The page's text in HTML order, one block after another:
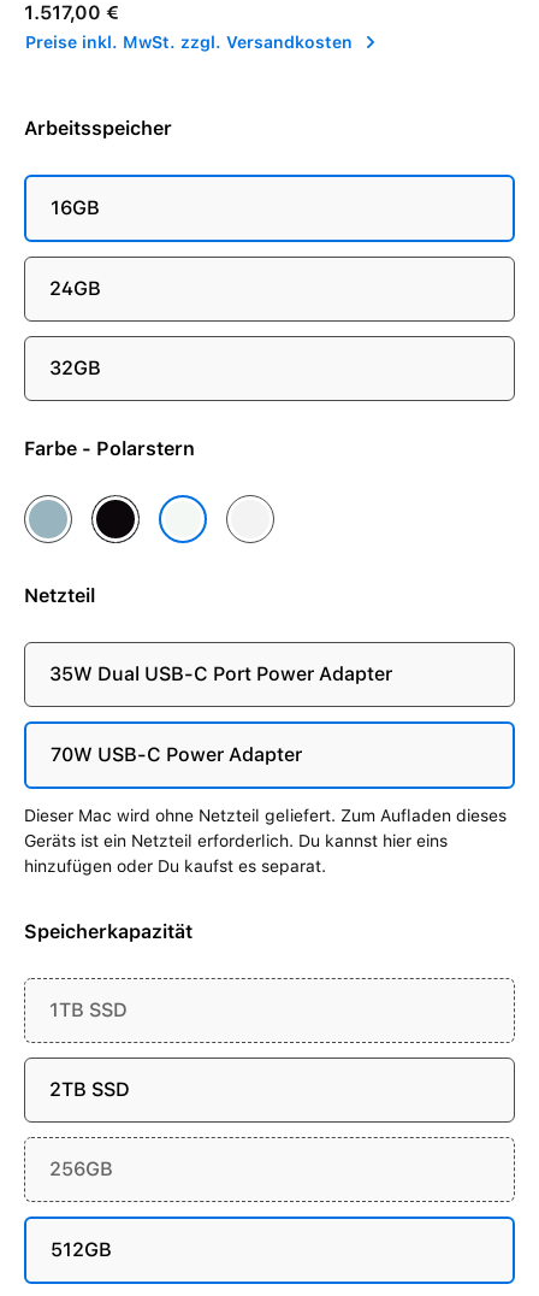
1.517,00 €
Preise inkl. MwSt. zzgl. Versandkosten
Arbeitsspeicher
16GB
24GB
32GB
Farbe - Polarstern
HimmelblauMitternachtPolarsternSilber
Netzteil
35W Dual USB-C Port Power Adapter
70W USB-C Power Adapter
Dieser Mac wird ohne Netzteil geliefert. Zum Aufladen dieses
Geräts ist ein Netzteil erforderlich. Du kannst hier eins
hinzufügen oder Du kaufst es separat.
Speicherkapazität
1TB SSD
2TB SSD
256GB
512GB